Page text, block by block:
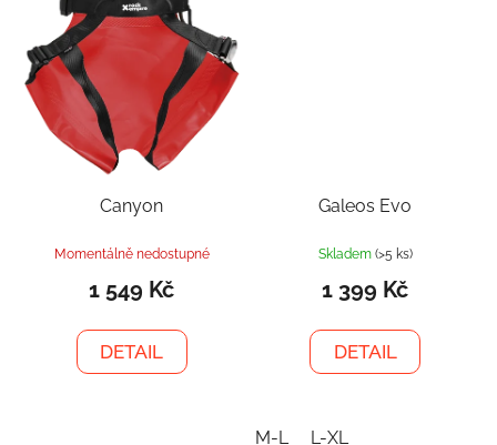
Canyon
Momentálně nedostupné
1 549 Kč
DETAIL
Galeos Evo
Skladem (>5 ks)
1 399 Kč
DETAIL
M-L L-XL